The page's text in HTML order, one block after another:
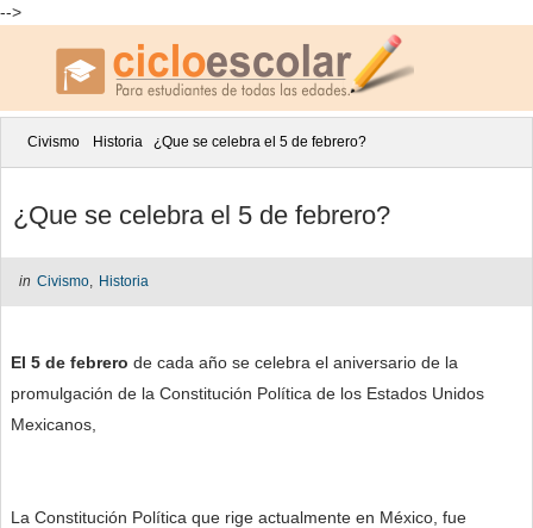
-->
Civismo Historia ¿Que se celebra el 5 de febrero?
¿Que se celebra el 5 de febrero?
in Civismo Historia
El 5 de febrero de cada año se celebra el aniversario de la
promulgación de la Constitución Política de los Estados Unidos
Mexicanos,
La Constitución Política que rige actualmente en México, fue